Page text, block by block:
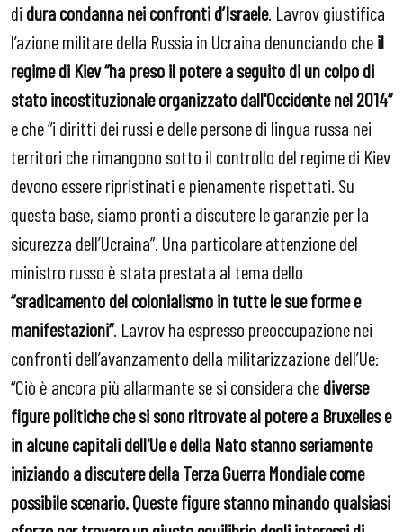
di dura condanna nei confronti d’Israele. Lavrov giustifica
l’azione militare della Russia in Ucraina denunciando cheil
regime di Kiev “ha preso il potere a seguito di un colpo di
stato incostituzionale organizzato dall'Occidente nel 2014”
e che “i diritti dei russi e delle persone di lingua russa nei
territori che rimangono sotto il controllo del regime di Kiev
devono essere ripristinati e pienamente rispettati. Su
questa base, siamo pronti a discutere le garanzie per la
sicurezza dell’Ucraina”. Una particolare attenzione del
ministro russo è stata prestata al tema dello
“sradicamentodel colonialismo in tutte le sue forme e
manifestazioni”. Lavrov ha espresso preoccupazione nei
confronti dell’avanzamento della militarizzazione dell’Ue:
“Ciò è ancora più allarmante se si considera chediverse
figure politiche che si sono ritrovate al potere a Bruxelles e
in alcune capitali dell'Ue e della Nato stanno seriamente
iniziando a discutere della Terza Guerra Mondiale come
possibile scenario. Queste figure stanno minando qualsiasi